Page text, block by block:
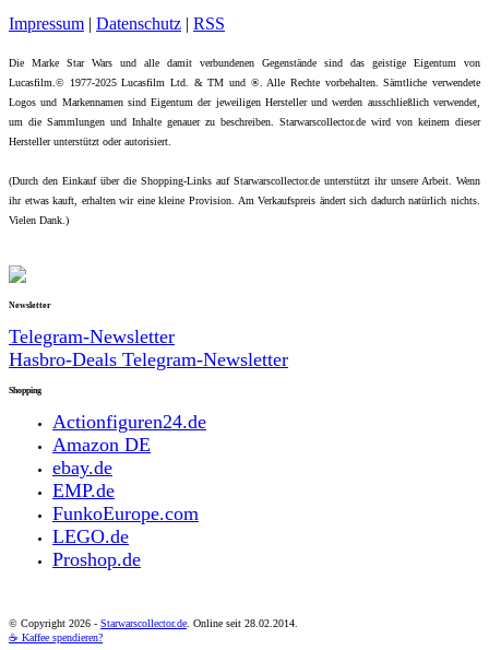
Impressum | Datenschutz | RSS
Die Marke Star Wars und alle damit verbundenen Gegenstände sind das geistige Eigentum von
Lucasfilm.© 1977-2025 Lucasfilm Ltd. & TM und ®. Alle Rechte vorbehalten. Sämtliche verwendete
Logos und Markennamen sind Eigentum der jeweiligen Hersteller und werden ausschließlich verwendet,
um die Sammlungen und Inhalte genauer zu beschreiben. Starwarscollector.de wird von keinem dieser
Hersteller unterstützt oder autorisiert.
(Durch den Einkauf über die Shopping-Links auf Starwarscollector.de unterstützt ihr unsere Arbeit. Wenn
ihr etwas kauft, erhalten wir eine kleine Provision. Am Verkaufspreis ändert sich dadurch natürlich nichts.
Vielen Dank.)
Newsletter
Telegram-Newsletter
Hasbro-Deals Telegram-Newsletter
Shopping
Actionfiguren24.de
Amazon DE
ebay.de
EMP.de
FunkoEurope.com
LEGO.de
Proshop.de
© Copyright 2026 - Starwarscollector.de. Online seit 28.02.2014.
☕ Kaffee spendieren?